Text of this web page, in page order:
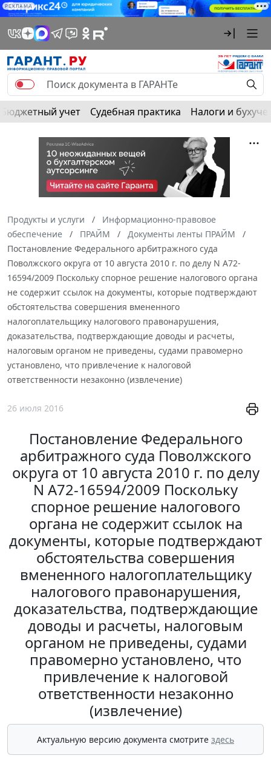
РЕКЛАМА
Бюджетный учет Судебная практика Налоги и
Продукты и услуги
Информационно-правовое
обеспечение
ПРАЙМ
Документы ленты ПРАЙМ
Постановление Федерального арбитражного суда
Поволжского округа от 10 августа 2010 г. по делу N А72-
16594/2009 Поскольку спорное решение налогового органа
не содержит ссылок на документы, которые подтверждают
обстоятельства совершения вмененного
налогоплательщику налогового правонарушения,
доказательства, подтверждающие доводы и расчеты,
налоговым органом не приведены, судами правомерно
установлено, что привлечение к налоговой
ответственности незаконно (извлечение)
26 июля 2016
Постановление Федерального
арбитражного суда Поволжского
округа от 10 августа 2010 г. по делу
N А72-16594/2009 Поскольку
спорное решение налогового
органа не содержит ссылок на
документы, которые подтверждают
обстоятельства совершения
вмененного налогоплательщику
налогового правонарушения,
доказательства, подтверждающие
доводы и расчеты, налоговым
органом не приведены, судами
правомерно установлено, что
привлечение к налоговой
ответственности незаконно
(извлечение)
Актуальную версию документа смотрите здесь